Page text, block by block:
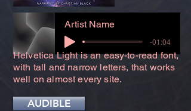
Artist Name
-01:04
Helvetica Light is an easy-to-read font,
with tall and narrow letters, that works
well on almost every site.
AUDIBLE